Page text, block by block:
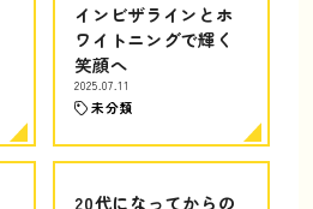
インビザラインとホ
ワイトニングで輝く
笑顔へ
2025.07.11
未分類
20代になってからの